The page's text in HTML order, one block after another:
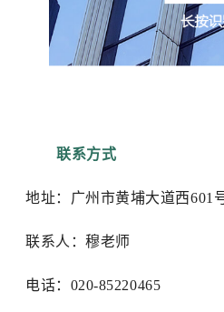
联系方式
地址：广州市黄埔大道西601
联系人：穆老师
电话：020-85220465